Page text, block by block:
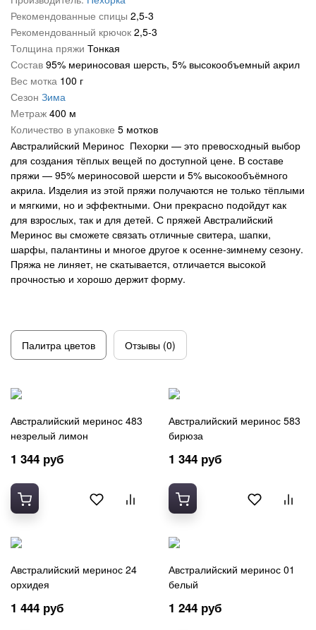
Троицкая
Букле
Для новорожденных
Меланжевая
ОбЬемная
С петельками
Толстая
Тонкая
Травка
Фантазийная
Шерсть 100%
Полушерсть
Кашемир
Лен
Меринос
Металлик
Микрофибра
Мохеровая
Полиамид
Полиэстер
С люрексом
Твид
Хлопок 100%
Шелк
Шерсть
Рекомендованные спицы 2,5-3
Рекомендованный крючок 2,5-3
Толщина пряжи Тонкая
Состав 95% мериносовая шерсть, 5% высокообъемный акрил
Вес мотка 100 г
Сезон Зима
Метраж 400 м
Количество в упаковке 5 мотков
Австралийский Меринос Пехорки — это превосходный выбор
для создания тёплых вещей по доступной цене. В составе
пряжи — 95% мериносовой шерсти и 5% высокообъёмного
акрила. Изделия из этой пряжи получаются не только тёплыми
и мягкими, но и эффектными. Они прекрасно подойдут как
для взрослых, так и для детей. С пряжей Австралийский
Меринос вы сможете связать отличные свитера, шапки,
шарфы, палантины и многое другое к осенне-зимнему сезону.
Пряжа не линяет, не скатывается, отличается высокой
прочностью и хорошо держит форму.
Палитра цветов Отзывы (0)
Австралийский меринос 483
незрелый лимон
1 344 руб
Австралийский меринос 583
бирюза
1 344 руб
Австралийский меринос 24
орхидея
1 444 руб
Австралийский меринос 01
белый
1 244 руб